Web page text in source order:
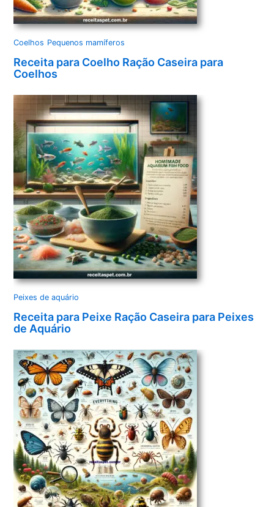
Coelhos Pequenos mamíferos
Receita para Coelho Ração Caseira para
Coelhos
Peixes de aquário
Receita para Peixe Ração Caseira para Peixes
de Aquário